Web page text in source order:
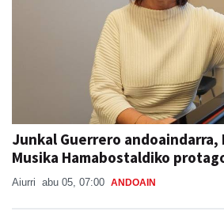
Junkal Guerrero andoaindarra,
Musika Hamabostaldiko
Aiurri abu 05, 07:00 ANDOAIN